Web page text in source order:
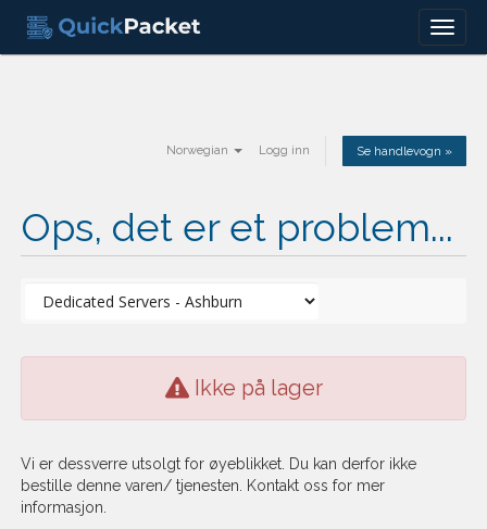
Menu
Norwegian Logg inn Se handlevogn »
Ops, det er et problem...
Ikke på lager
Vi er dessverre utsolgt for øyeblikket. Du kan derfor ikke
bestille denne varen/ tjenesten. Kontakt oss for mer
informasjon.